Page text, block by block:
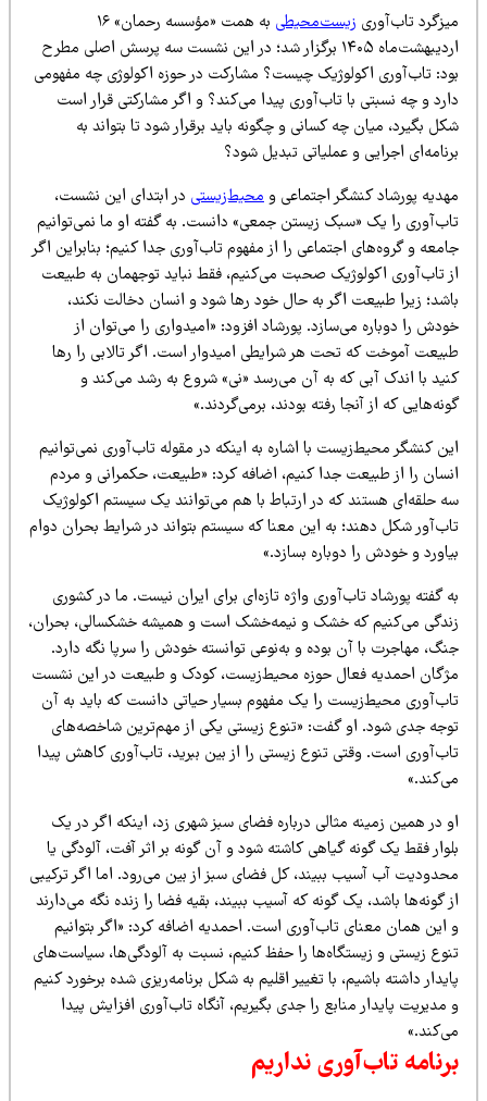
تاب‌آوریزیست‌محیطی
به همت «مؤسسه رحمان» ۱۶
اردیبهشت‌ماه ۱۴۰۵ برگزار شد؛ در این نشست سه پرسش اصلی مطرح
تاب‌آوری اکولوژیک چیست؟ مشارکت در حوزه اکولوژی چه مفهومی
و چه نسبتی با تاب‌آوری پیدا می‌کند؟ و اگر مشارکتی قرار است
بگیرد، میان چه کسانی و چگونه باید برقرار شود تا بتواند به
اجرایی و عملیاتی تبدیل شود؟
پورشاد کنشگر اجتماعی ومحیط‌زیستیدر ابتدای این نشست،
را یک «سبک زیستن جمعی» دانست. به گفته او ما نمی‌توانیم
و گروه‌های اجتماعی را از مفهوم تاب‌آوری جدا کنیم؛ بنابراین اگر
تاب‌آوری اکولوژیک صحبت می‌کنیم، فقط نباید توجهمان به طبیعت
زیرا طبیعت اگر به حال خود رها شود و انسان دخالت نکند،
را دوباره می‌سازد. پورشاد افزود: «امیدواری را می‌توان از
آموخت که تحت هر شرایطی امیدوار است. اگر تالابی را رها
با اندک آبی که به آن می‌رسد «نی» شروع به رشد می‌کند و
که از آنجا رفته بودند، برمی‌گردند.»
کنشگر محیط‌زیست با اشاره به اینکه در مقوله تاب‌آوری نمی‌توانیم
را از طبیعت جدا کنیم، اضافه کرد: «طبیعت، حکمرانی و مردم
حلقه‌ای هستند که در ارتباط با هم می‌توانند یک سیستم اکولوژیک
شکل دهند؛ به این معنا که سیستم بتواند در شرایط بحران دوام
و خودش را دوباره بسازد.»
گفته پورشاد تاب‌آوری واژه تازه‌ای برای ایران نیست. ما در کشوری
می‌کنیم که خشک و نیمه‌خشک است و همیشه خشکسالی، بحران،
مهاجرت با آن بوده و به‌نوعی توانسته خودش را سرپا نگه دارد.
احمدیه فعال حوزه محیط‌زیست، کودک و طبیعت در این نشست
محیط‌زیست را یک مفهوم بسیار حیاتی دانست که باید به آن
جدی شود. او گفت: «تنوع زیستی یکی از مهم‌ترین شاخصه‌های
است. وقتی تنوع زیستی را از بین ببرید، تاب‌آوری کاهش پیدا
در همین زمینه مثالی درباره فضای سبز شهری زد، اینکه اگر در یک
فقط یک گونه گیاهی کاشته شود و آن گونه بر اثر آفت، آلودگی یا
آب آسیب ببیند، کل فضای سبز از بین می‌رود. اما اگر ترکیبی
گونه‌ها باشد، یک گونه که آسیب ببیند، بقیه فضا را زنده نگه می‌دارند
این همان معنای تاب‌آوری است. احمدیه اضافه کرد: «اگر بتوانیم
زیستی و زیستگاه‌ها را حفظ کنیم، نسبت به آلودگی‌ها، سیاست‌های
داشته باشیم، با تغییر اقلیم به شکل برنامه‌ریزی شده برخورد کنیم
پایدار منابع را جدی بگیریم، آنگاه تاب‌آوری افزایش پیدا
تاب‌آوری نداریم